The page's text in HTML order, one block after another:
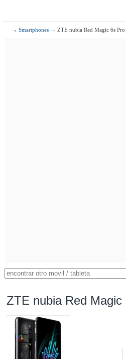
→Smartphones → ZTE nubia Red Magic 6s Pro
ZTE nubia Red